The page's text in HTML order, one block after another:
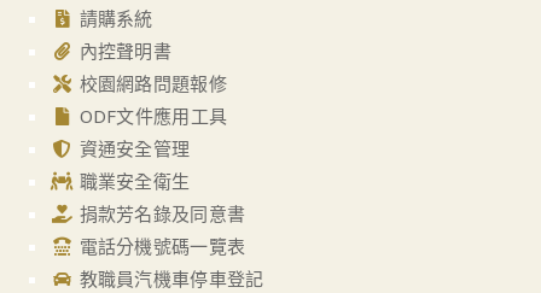
請購系統
內控聲明書
校園網路問題報修
ODF文件應用工具
資通安全管理
職業安全衛生
捐款芳名錄及同意書
電話分機號碼一覽表
教職員汽機車停車登記